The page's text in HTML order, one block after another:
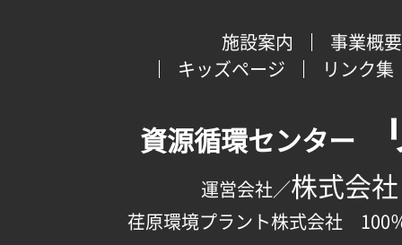
施設案内
事業概要
キッズページ
リンク集
資源循環センター
運営会社／株式会
荏原環境プラント株式会社 100